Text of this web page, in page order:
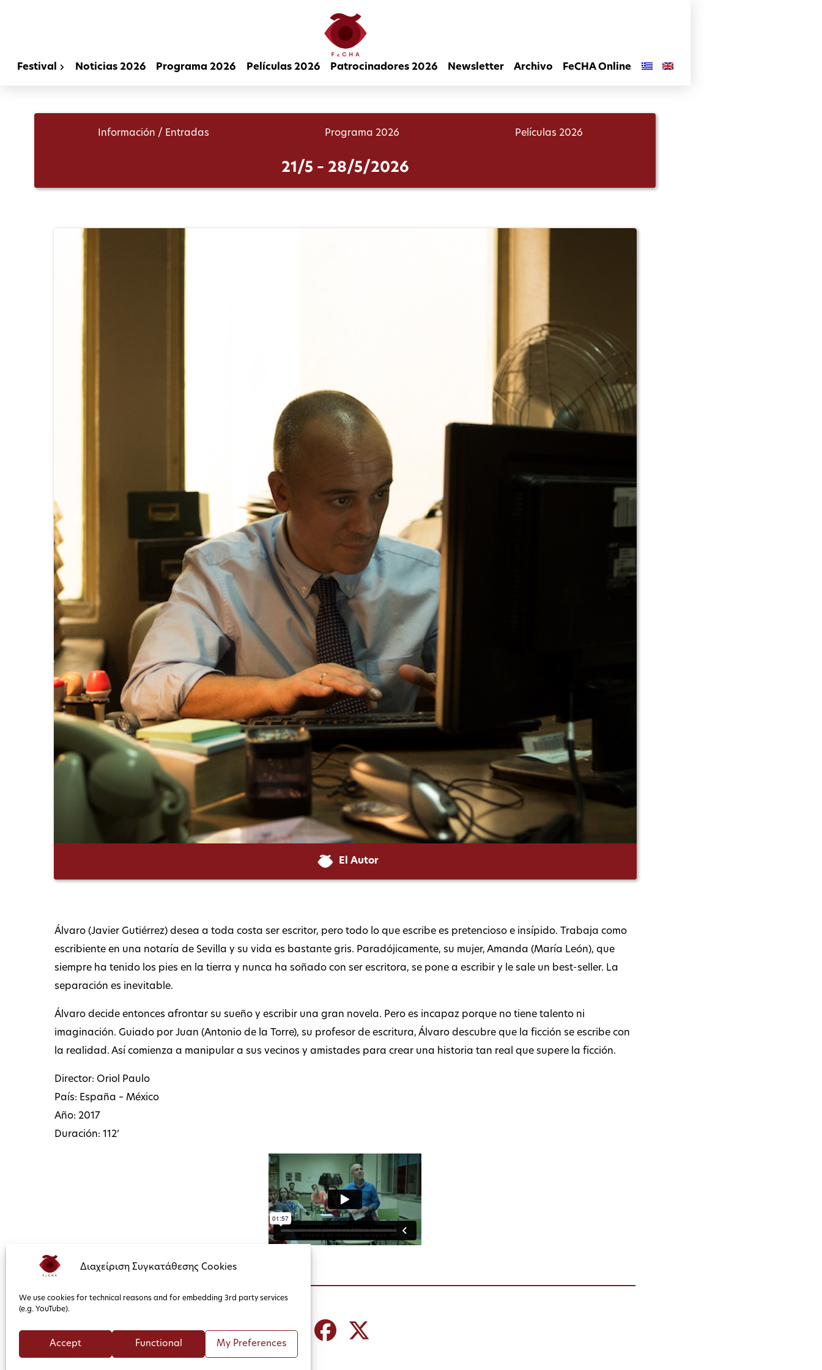
Διαχείριση Συγκατάθεσης Cookies
We use cookies for technical reasons and for embedding 3rd party services
(e.g. YouTube).
Accept Functional My Preferences
Festival Noticias 2026 Programa 2026 Películas 2026 Patrocinadores 2026 Newsletter Archivo FeCHA Online
Información / Entradas Programa 2026 Películas 2026
21/5 – 28/5/2026
El Autor
Álvaro (Javier Gutiérrez) desea a toda costa ser escritor, pero todo lo que escribe es pretencioso e insípido. Trabaja como
escribiente en una notaría de Sevilla y su vida es bastante gris. Paradójicamente, su mujer, Amanda (María León), que
siempre ha tenido los pies en la tierra y nunca ha soñado con ser escritora, se pone a escribir y le sale un best-seller. La
separación es inevitable.
Álvaro decide entonces afrontar su sueño y escribir una gran novela. Pero es incapaz porque no tiene talento ni
imaginación. Guiado por Juan (Antonio de la Torre), su profesor de escritura, Álvaro descubre que la ficción se escribe con
la realidad. Así comienza a manipular a sus vecinos y amistades para crear una historia tan real que supere la ficción.
Director: Oriol Paulo
País: España – México
Año: 2017
Duración: 112’